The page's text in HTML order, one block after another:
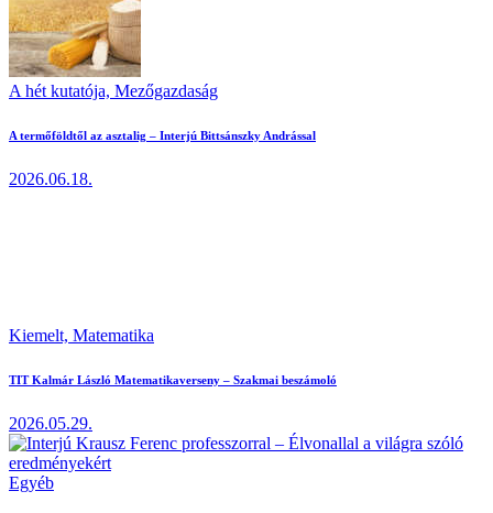
A hét kutatója, Mezőgazdaság
A termőföldtől az asztalig – Interjú Bittsánszky Andrással
2026.06.18.
Kiemelt, Matematika
TIT Kalmár László Matematikaverseny – Szakmai beszámoló
2026.05.29.
Egyéb